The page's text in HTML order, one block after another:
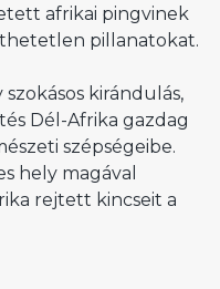
afrikai pingvinek
pillanatokat.
kirándulás,
Dél-Afrika gazdag
szépségeibe.
hely magával
rejtett kincseit a